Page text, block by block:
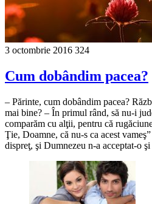
3 octombrie 2016 324
Cum dobândim pacea?
– Părinte, cum dobândim pacea?
mai bine? – În primul rând, să nu-i
comparăm cu alţii, pentru că
Ţie, Doamne, că nu-s ca acest
dispreţ, şi Dumnezeu n-a acceptat-o